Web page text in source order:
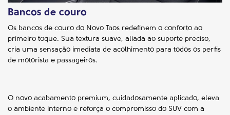
Bancos de couro
Os bancos de couro do Novo Taos redefinem o conforto ao
primeiro toque. Sua textura suave, aliada ao suporte preciso,
cria uma sensação imediata de acolhimento para todos os perfis
de motorista e passageiros.
O novo acabamento premium, cuidadosamente aplicado, eleva
o ambiente interno e reforça o compromisso do SUV com a